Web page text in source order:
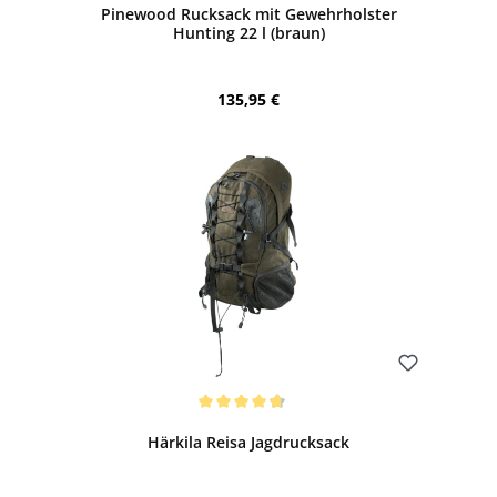
Pinewood Rucksack mit Gewehrholster
Hunting 22 l (braun)
Regulärer Preis:
135,95 €
Härkila Reisa Jagdrucksack